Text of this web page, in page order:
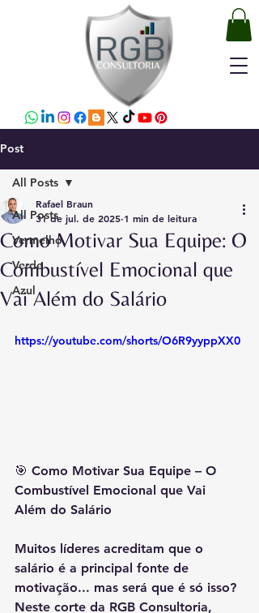
Post
All Posts
Vermelho
Verde
Azul
All Posts
Como Motivar Sua Equipe: O
Combustível Emocional que
Vai Além do Salário
Rafael Braun
31 de jul. de 2025 1 min de leitura
https://youtube.com/shorts/O6R9yyppXX0
🎯 Como Motivar Sua Equipe – O
Combustível Emocional que Vai
Além do Salário
Muitos líderes acreditam que o
salário é a principal fonte de
motivação... mas será que é só isso?
Neste corte da RGB Consultoria,